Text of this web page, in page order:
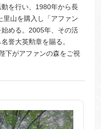
を行い、1980年から長
里山を購入し「アファン
める。2005年、その活
誉大英勲章を賜る。
下がアファンの森をご視